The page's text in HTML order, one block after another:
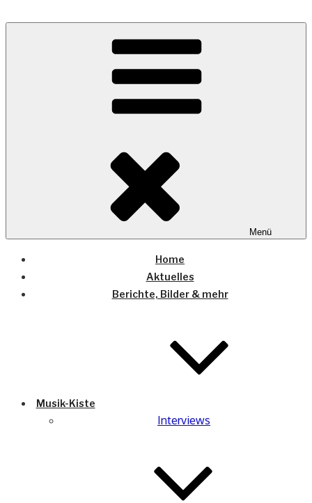
COUNTRYHOME
Wo die (Country-) Musik Zuhause ist
Menü
Home
Aktuelles
Berichte, Bilder & mehr
Musik-Kiste
Interviews